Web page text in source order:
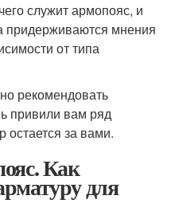
служит армопояс, и
придерживаются мнения
от типа
рекомендовать
привили вам ряд
остается за вами.
Как
для